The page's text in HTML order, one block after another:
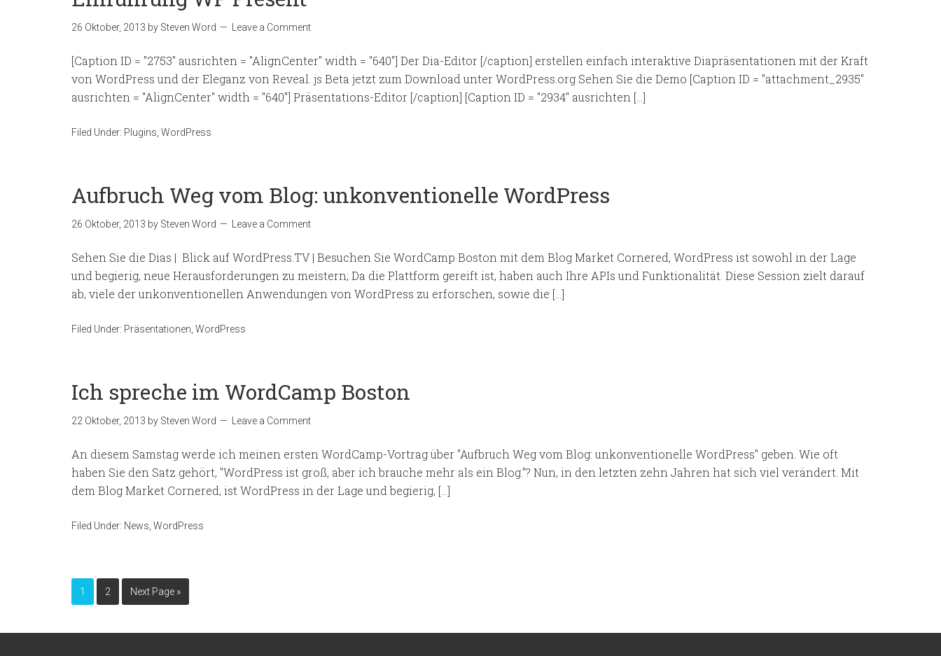
26 Oktober, 2013 by Steven Word Leave a Comment
[Caption ID = "2753" ausrichten = "AlignCenter" width = "640"] Der Dia-Editor [/caption] erstellen einfach interaktive Diapräsentationen mit der Kraft
von WordPress und der Eleganz von Reveal. js Beta jetzt zum Download unter WordPress.org Sehen Sie die Demo [Caption ID = "attachment_2935"
ausrichten = "AlignCenter" width = "640"] Präsentations-Editor [/caption] [Caption ID = "2934" ausrichten […]
Filed Under: Plugins WordPress
Aufbruch Weg vom Blog: unkonventionelle WordPress
26 Oktober, 2013 by Steven Word Leave a Comment
Sehen Sie die Dias | Blick auf WordPress.TV | Besuchen Sie WordCamp Boston mit dem Blog Market Cornered, WordPress ist sowohl in der Lage
und begierig, neue Herausforderungen zu meistern; Da die Plattform gereift ist, haben auch Ihre APIs und Funktionalität. Diese Session zielt darauf
ab, viele der unkonventionellen Anwendungen von WordPress zu erforschen, sowie die […]
Filed Under: Präsentationen WordPress
Ich spreche im WordCamp Boston
22 Oktober, 2013 by Steven Word Leave a Comment
An diesem Samstag werde ich meinen ersten WordCamp-Vortrag über "Aufbruch Weg vom Blog: unkonventionelle WordPress" geben. Wie oft
haben Sie den Satz gehört, "WordPress ist groß, aber ich brauche mehr als ein Blog."? Nun, in den letzten zehn Jahren hat sich viel verändert. Mit
dem Blog Market Cornered, ist WordPress in der Lage und begierig, […]
Filed Under: News WordPress
1 2 Next Page »